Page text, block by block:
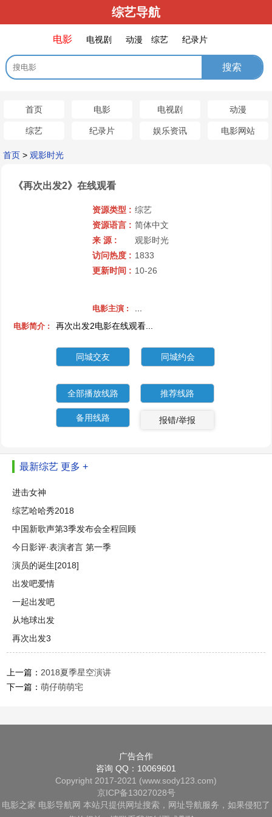
综艺导航
电影 电视剧 动漫 综艺 纪录片
首页 电影 电视剧 动漫
综艺 纪录片 娱乐资讯 电影网站
首页 > 观影时光
《再次出发2》在线观看
资源类型 : 综艺
资源语言 : 简体中文
来 源 :
观影时光
访问热度 : 1833
更新时间 : 10-26
电影主演 :
电影简介 : 再次出发2电影在线观看...
全部播放线路 推荐线路
同城交友 同城约会
备用线路 报错/举报
最新综艺 更多 +
进击女神
综艺哈哈秀2018
中国新歌声第3季发布会全程回顾
今日影评·表演者言 第一季
演员的诞生[2018]
出发吧爱情
一起出发吧
从地球出发
再次出发3
上一篇： 2018夏季星空演讲
下一篇：萌仔萌萌宅
广告合作
咨询 QQ：10069601
Copyright 2017-2021 (www.sody123.com)
京ICP备13027028号
电影之家 电影导航网 本站只提供网址搜索，网址导航服务，如果侵犯了